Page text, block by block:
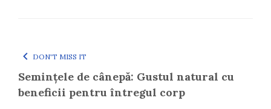
DON'T MISS IT
Semințele de cânepă: Gustul natural cu
beneficii pentru întregul corp